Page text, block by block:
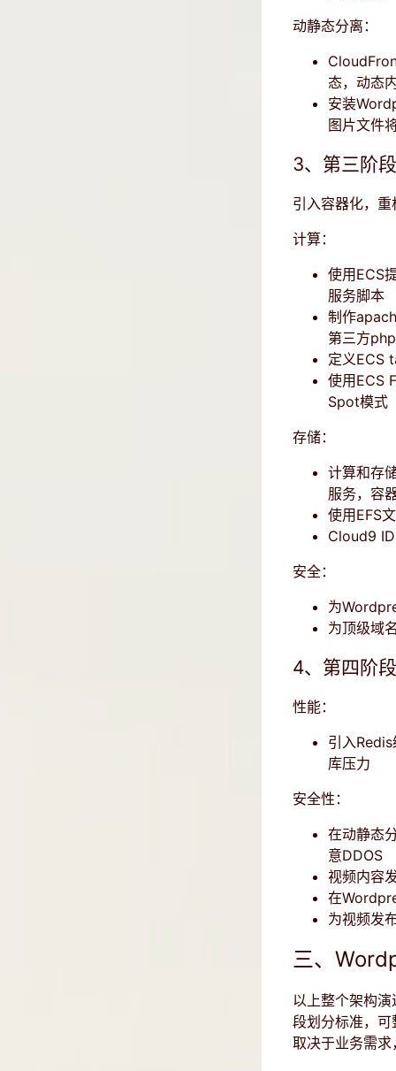
动静态分离：
态，动态
安装
图片文件
3、第三阶
引入容器化，
计算：
使用ECS
服务脚本
制作
第三方
定义ECS
使用ECS
Spot模式
存储：
计算和存
服务，容
使用EFS
Cloud9
安全：
为
为顶级域
4、第四阶
性能：
引入
库压力
安全性：
在动静态
意DDOS
视频内容
在
为视频发
三、
以上整个架构
段划分标准，
取决于业务需求